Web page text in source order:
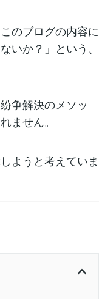
のブログの内容に
いか？」という、
争解決のメソッ
ません。
ようと考えていま